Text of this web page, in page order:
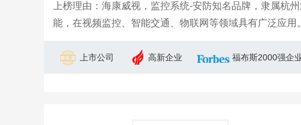
上榜理由：海康威视，监控系统-安防知名品牌，隶属杭
能，在视频监控、智能交通、物联网等领域具有广泛应用
上市公司 高新企业 福布斯2000强企